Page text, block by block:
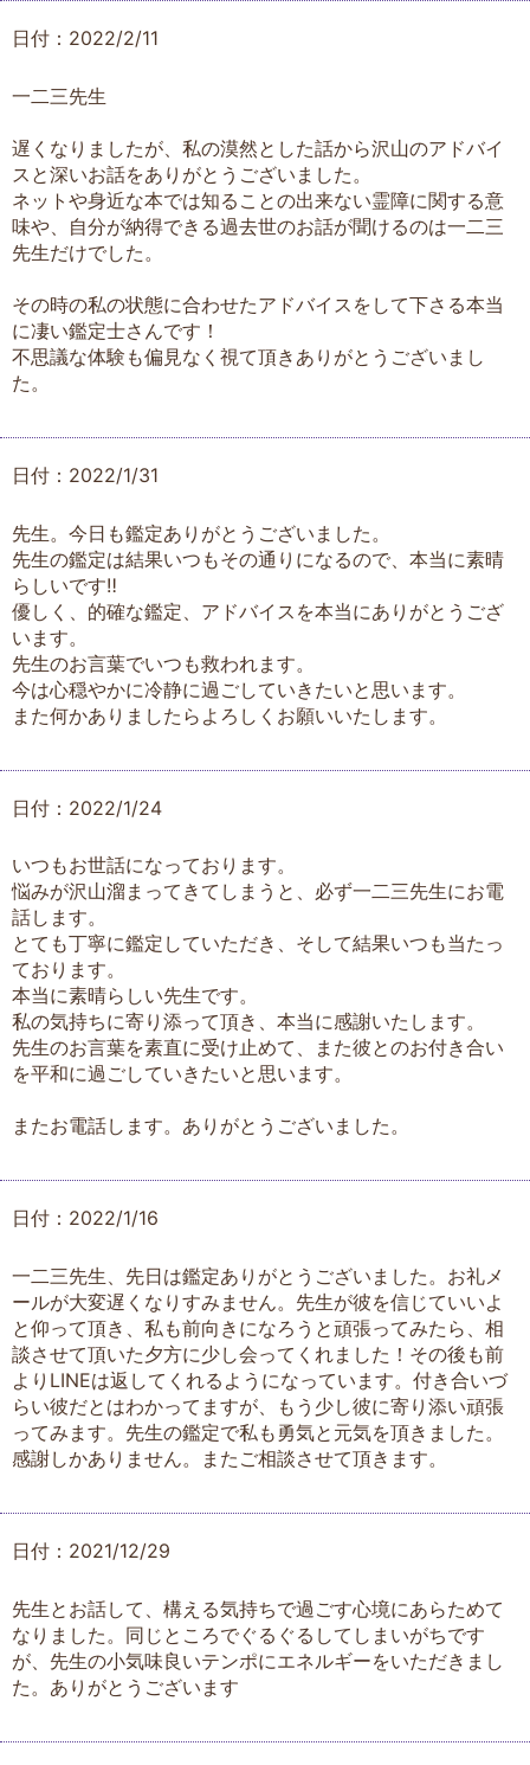
日付：2022/2/11
一二三先生
遅くなりましたが、私の漠然とした話から沢山のアドバイ
スと深いお話をありがとうございました。
ネットや身近な本では知ることの出来ない霊障に関する意
味や、自分が納得できる過去世のお話が聞けるのは一二三
先生だけでした。
その時の私の状態に合わせたアドバイスをして下さる本当
に凄い鑑定士さんです！
不思議な体験も偏見なく視て頂きありがとうございまし
た。
日付：2022/1/31
先生。今日も鑑定ありがとうございました。
先生の鑑定は結果いつもその通りになるので、本当に素晴
らしいです‼️
優しく、的確な鑑定、アドバイスを本当にありがとうござ
います。
先生のお言葉でいつも救われます。
今は心穏やかに冷静に過ごしていきたいと思います。
また何かありましたらよろしくお願いいたします。
日付：2022/1/24
いつもお世話になっております。
悩みが沢山溜まってきてしまうと、必ず一二三先生にお電
話します。
とても丁寧に鑑定していただき、そして結果いつも当たっ
ております。
本当に素晴らしい先生です。
私の気持ちに寄り添って頂き、本当に感謝いたします。
先生のお言葉を素直に受け止めて、また彼とのお付き合い
を平和に過ごしていきたいと思います。
またお電話します。ありがとうございました。
日付：2022/1/16
一二三先生、先日は鑑定ありがとうございました。お礼メ
ールが大変遅くなりすみません。先生が彼を信じていいよ
と仰って頂き、私も前向きになろうと頑張ってみたら、相
談させて頂いた夕方に少し会ってくれました！その後も前
よりLINEは返してくれるようになっています。付き合いづ
らい彼だとはわかってますが、もう少し彼に寄り添い頑張
ってみます。先生の鑑定で私も勇気と元気を頂きました。
感謝しかありません。またご相談させて頂きます。
日付：2021/12/29
先生とお話して、構える気持ちで過ごす心境にあらためて
なりました。同じところでぐるぐるしてしまいがちです
が、先生の小気味良いテンポにエネルギーをいただきまし
た。ありがとうございます